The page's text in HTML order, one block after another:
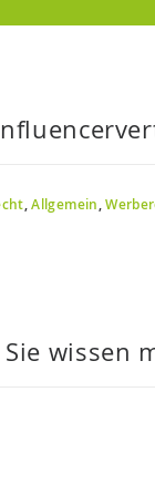
,Allgemein,
wissen